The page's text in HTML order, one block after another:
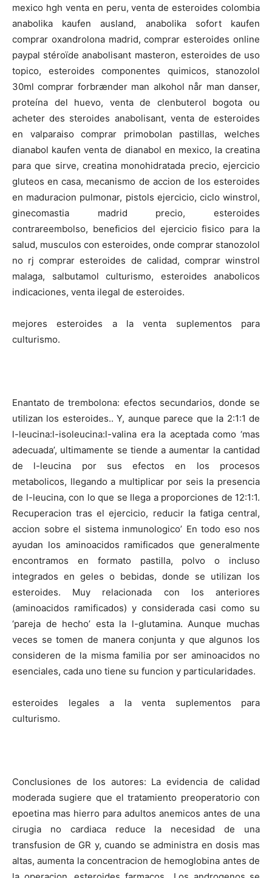
mexico hgh venta en peru, venta de esteroides colombia
anabolika kaufen ausland, anabolika sofort kaufen
comprar oxandrolona madrid, comprar esteroides online
paypal stéroïde anabolisant masteron, esteroides de uso
topico, esteroides componentes quimicos, stanozolol
30ml comprar forbrænder man alkohol når man danser,
proteína del huevo, venta de clenbuterol bogota ou
acheter des steroides anabolisant, venta de esteroides
en valparaiso comprar primobolan pastillas, welches
dianabol kaufen venta de dianabol en mexico, la creatina
para que sirve, creatina monohidratada precio, ejercicio
gluteos en casa, mecanismo de accion de los esteroides
en maduracion pulmonar, pistols ejercicio, ciclo winstrol,
ginecomastia madrid precio, esteroides
contrareembolso, beneficios del ejercicio fisico para la
salud, musculos con esteroides, onde comprar stanozolol
no rj comprar esteroides de calidad, comprar winstrol
malaga, salbutamol culturismo, esteroides anabolicos
indicaciones, venta ilegal de esteroides.
mejores esteroides a la venta suplementos para
culturismo.
Enantato de trembolona: efectos secundarios, donde se
utilizan los esteroides.. Y, aunque parece que la 2:1:1 de
l-leucina:l-isoleucina:l-valina era la aceptada como ‘mas
adecuada’, ultimamente se tiende a aumentar la cantidad
de l-leucina por sus efectos en los procesos
metabolicos, llegando a multiplicar por seis la presencia
de l-leucina, con lo que se llega a proporciones de 12:1:1.
Recuperacion tras el ejercicio, reducir la fatiga central,
accion sobre el sistema inmunologico’ En todo eso nos
ayudan los aminoacidos ramificados que generalmente
encontramos en formato pastilla, polvo o incluso
integrados en geles o bebidas, donde se utilizan los
esteroides. Muy relacionada con los anteriores
(aminoacidos ramificados) y considerada casi como su
‘pareja de hecho’ esta la l-glutamina. Aunque muchas
veces se tomen de manera conjunta y que algunos los
consideren de la misma familia por ser aminoacidos no
esenciales, cada uno tiene su funcion y particularidades.
esteroides legales a la venta suplementos para
culturismo.
Conclusiones de los autores: La evidencia de calidad
moderada sugiere que el tratamiento preoperatorio con
epoetina mas hierro para adultos anemicos antes de una
cirugia no cardiaca reduce la necesidad de una
transfusion de GR y, cuando se administra en dosis mas
altas, aumenta la concentracion de hemoglobina antes de